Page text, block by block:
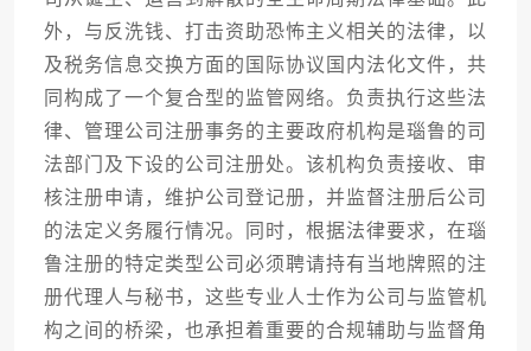
外，与反洗钱、打击资助恐怖主义相关的法律，以
及税务信息交换方面的国际协议国内法化文件，共
同构成了一个复合型的监管网络。负责执行这些法
律、管理公司注册事务的主要政府机构是瑙鲁的司
法部门及下设的公司注册处。该机构负责接收、审
核注册申请，维护公司登记册，并监督注册后公司
的法定义务履行情况。同时，根据法律要求，在瑙
鲁注册的特定类型公司必须聘请持有当地牌照的注
册代理人与秘书，这些专业人士作为公司与监管机
构之间的桥梁，也承担着重要的合规辅助与监督角